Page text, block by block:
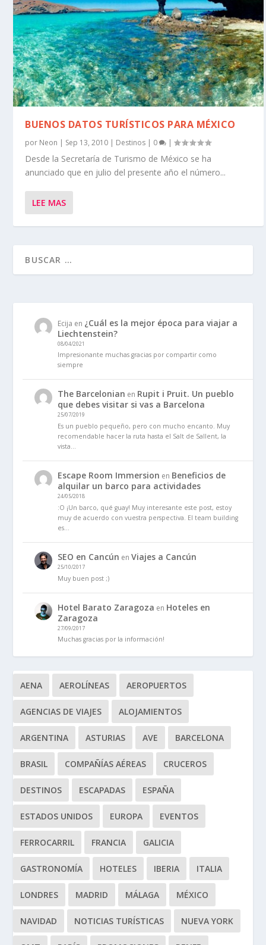
BUENOS DATOS TURÍSTICOS PARA MÉXICO
por Neon | Sep 13, 2010 | Destinos | 0 |
Desde la Secretaría de Turismo de México se ha
anunciado que en julio del presente año el número...
LEE MAS
Ecija en ¿Cuál es la mejor época para viajar a
Liechtenstein?
08/04/2021
Impresionante muchas gracias por compartir como
siempre
The Barcelonian en Rupit i Pruit. Un pueblo
que debes visitar si vas a Barcelona
25/07/2019
Es un pueblo pequeño, pero con mucho encanto. Muy
recomendable hacer la ruta hasta el Salt de Sallent, la
vista…
Escape Room Immersion en Beneficios de
alquilar un barco para actividades
24/05/2018
:O ¡Un barco, qué guay! Muy interesante este post, estoy
muy de acuerdo con vuestra perspectiva. El team building
es…
SEO en Cancún enViajes a Cancún
25/10/2017
Muy buen post ;)
Hotel Barato Zaragoza en Hoteles en
Zaragoza
27/09/2017
Muchas gracias por la información!
AENA AEROLÍNEAS AEROPUERTOS
AGENCIAS DE VIAJES ALOJAMIENTOS
ARGENTINA ASTURIAS AVE BARCELONA
BRASIL COMPAÑÍAS AÉREAS CRUCEROS
DESTINOS ESCAPADAS ESPAÑA
ESTADOS UNIDOS EUROPA EVENTOS
FERROCARRIL FRANCIA GALICIA
GASTRONOMÍA HOTELES IBERIA ITALIA
LONDRES MADRID MÁLAGA MÉXICO
NAVIDAD NOTICIAS TURÍSTICAS NUEVA YORK